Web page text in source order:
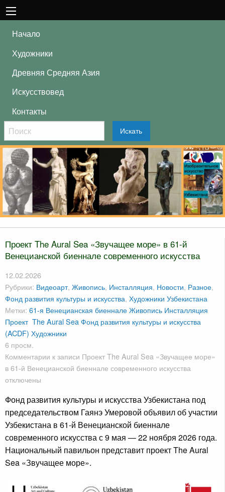
Начало
Художники
Древняя Средняя Азия
Искусствовед
Контакты
Искать
Проект The Aural Sea «Звучащее море» в 61-й
Венецианской биеннале современного искусства
12.02.2026
Рубрики: Видеоарт, Живопись, Инсталляция, Новости, Разное,
Фонд развития культуры и искусства, Художники Узбекистана
Метки: 61-я Венецианская биенналеЖивопись Инсталляция
Проект The Aural SeaФонд развития культуры и искусства
(ACDF) Художники
6 просм.
Комментарии к записи Проект The Aural Sea «Звучащее море»
в 61-й Венецианской биеннале современного искусства
отключены
Фонд развития культуры и искусства Узбекистана под
председательством Гаянэ Умеровой объявил об участии
Узбекистана в 61-й Венецианской биеннале
современного искусства с 9 мая — 22 ноября 2026 года.
Национальный павильон представит проект The Aural
Sea «Звучащее море».